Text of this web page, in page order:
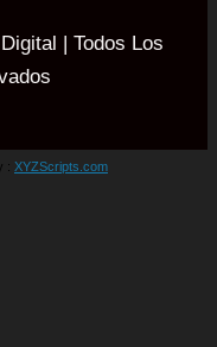
| Todos Los
: XYZScripts.com